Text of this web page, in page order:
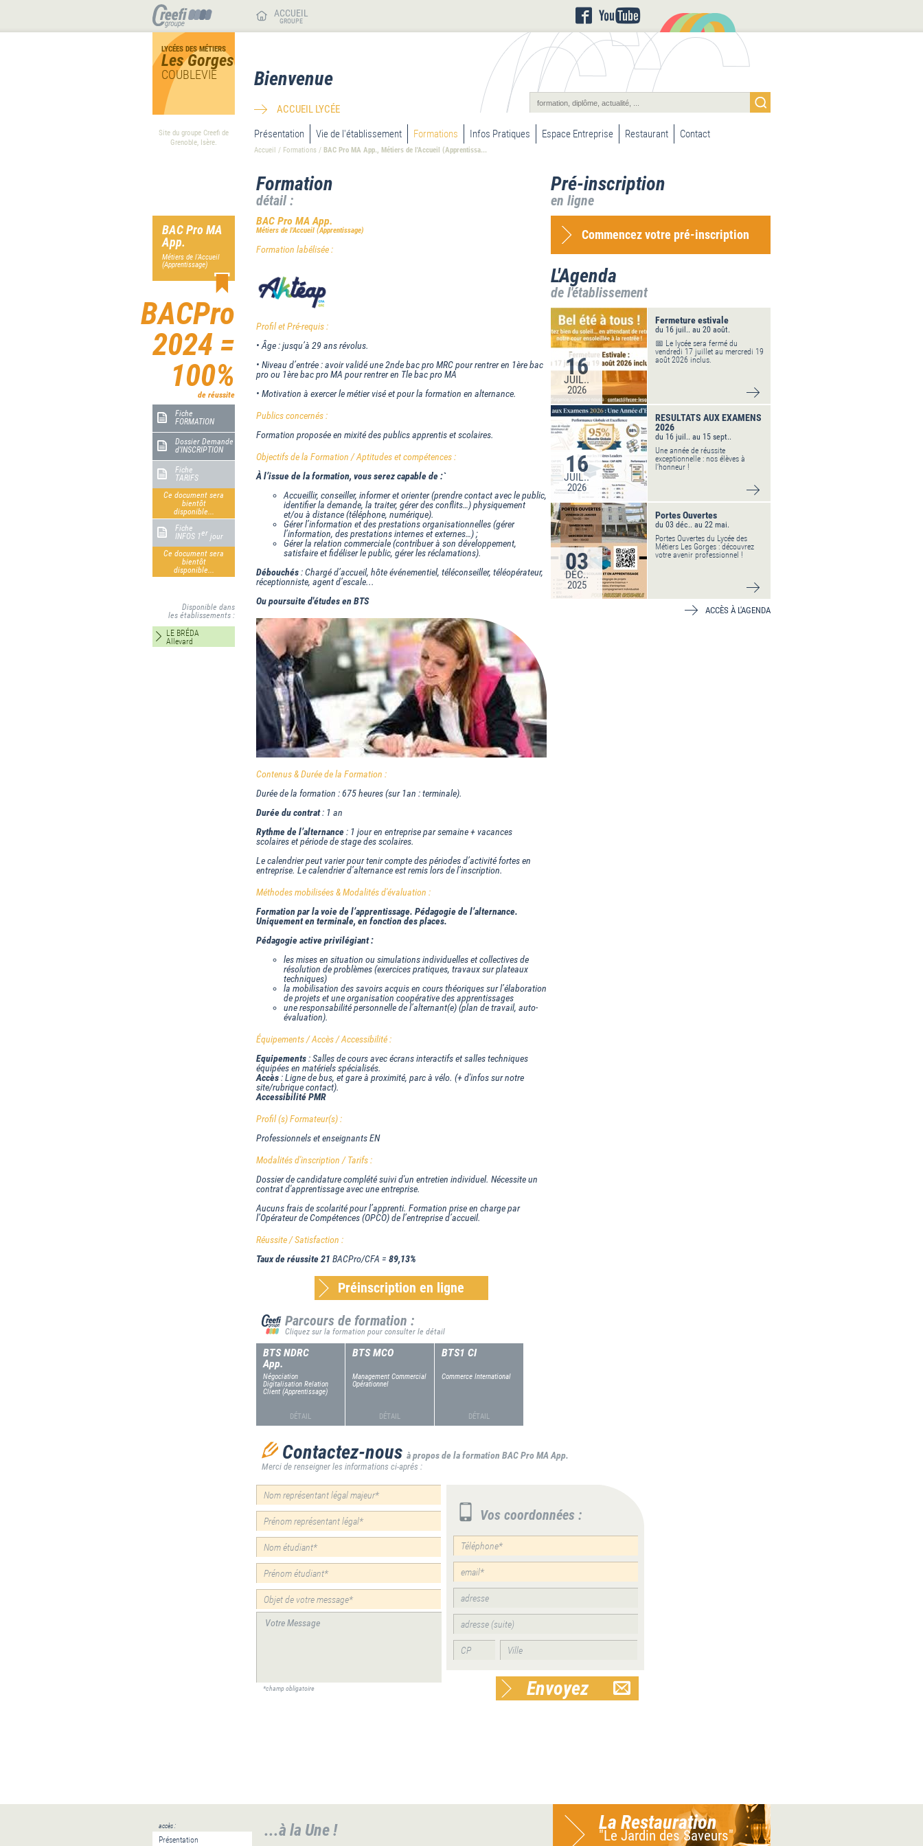
ACCUEIL
GROUPE
LYCÉES DES MÉTIERS
Les Gorges
COUBLEVIE Bienvenue
ACCUEIL LYCÉE
Site du groupe Creefi de
Grenoble, Isère.
Présentation Vie de l'établissement Formations Infos Pratiques Espace Entreprise Restaurant Contact
Accueil / Formations / BAC Pro MA App., Métiers de l'Accueil (Apprentissa...
BAC Pro MA
App.
Métiers de l'Accueil
(Apprentissage)
BACPro
2024 =
100%
de réussite
Fiche
FORMATION
Dossier Demande
d'INSCRIPTION
Fiche
TARIFS
Ce document sera
bientôt
disponible...
Fiche
INFOS 1er jour
Ce document sera
bientôt
disponible...
Disponible dans
les établissements :
LE BRÉDA
Allevard
Formation
détail :
BAC Pro MA App.
Métiers de l'Accueil (Apprentissage)
Formation labélisée :
Profil et Pré-requis :
• Âge : jusqu’à 29 ans révolus.
• Niveau d’entrée : avoir validé une 2nde bac pro MRC pour rentrer en 1ère bac
pro ou 1ère bac pro MA pour rentrer en Tle bac pro MA
• Motivation à exercer le métier visé et pour la formation en alternance.
Publics concernés :
Formation proposée en mixité des publics apprentis et scolaires.
Objectifs de la Formation / Aptitudes et compétences :
À l’issue de la formation, vous serez capable de :`
Accueillir, conseiller, informer et orienter (prendre contact avec le public,
identifier la demande, la traiter, gérer des conflits…) physiquement
et/ou à distance (téléphone, numérique).
Gérer l’information et des prestations organisationnelles (gérer
l’information, des prestations internes et externes…) ;
Gérer la relation commerciale (contribuer à son développement,
satisfaire et fidéliser le public, gérer les réclamations).
Débouchés: Chargé d’accueil, hôte événementiel, téléconseiller, téléopérateur,
réceptionniste, agent d’escale...
Ou poursuite d'études en BTS
Contenus & Durée de la Formation :
Durée de la formation : 675 heures (sur 1an : terminale).
Durée du contrat: 1 an
Rythme de l’alternance: 1 jour en entreprise par semaine + vacances
scolaires et période de stage des scolaires.
Le calendrier peut varier pour tenir compte des périodes d’activité fortes en
entreprise. Le calendrier d’alternance est remis lors de l’inscription.
Méthodes mobilisées & Modalités d'évaluation :
Formation par la voie de l’apprentissage. Pédagogie de l’alternance.
Uniquement en terminale, en fonction des places.
Pédagogie active privilégiant :
les mises en situation ou simulations individuelles et collectives de
résolution de problèmes (exercices pratiques, travaux sur plateaux
techniques)
la mobilisation des savoirs acquis en cours théoriques sur l’élaboration
de projets et une organisation coopérative des apprentissages
une responsabilité personnelle de l’alternant(e) (plan de travail, auto-
évaluation).
Équipements / Accès / Accessibilité :
Equipements: Salles de cours avec écrans interactifs et salles techniques
équipées en matériels spécialisés.
Accès: Ligne de bus, et gare à proximité, parc à vélo. (+ d'infos sur notre
site/rubrique contact).
AccessibilitéPMR
Profil (s) Formateur(s) :
Professionnels et enseignants EN
Modalités d'inscription / Tarifs :
Dossier de candidature complété suivi d'un entretien individuel. Nécessite un
contrat d'apprentissage avec une entreprise.
Aucuns frais de scolarité pour l’apprenti. Formation prise en charge par
l’Opérateur de Compétences (OPCO) de l’entreprise d’accueil.
Réussite / Satisfaction :
Taux de réussite 21 BACPro/CFA = 89,13%
Préinscription en ligne
Parcours de formation :
Cliquez sur la formation pour consulter le détail
BTS NDRC
App.
Négociation
Digitalisation Relation
Client (Apprentissage)
DÉTAIL
BTS MCO
Management Commercial
Opérationnel
DÉTAIL
BTS1 CI
Commerce International
DÉTAIL
Pré-inscription
en ligne
Commencez votre pré-inscription
L'Agenda
de l'établissement
16
JUIL..
2026
Fermeture estivale
du 16 juil.. au 20 août.
📅 Le lycée sera fermé du
vendredi 17 juillet au mercredi 19
août 2026 inclus.
16
JUIL..
2026
RESULTATS AUX EXAMENS
2026
du 16 juil.. au 15 sept..
Une année de réussite
exceptionnelle : nos élèves à
l’honneur !
03
DÉC..
2025
Portes Ouvertes
du 03 déc.. au 22 mai.
Portes Ouvertes du Lycée des
Métiers Les Gorges : découvrez
votre avenir professionnel !
ACCÈS À L'AGENDA
Contactez-nous à propos de la formation BAC Pro MA App.
Merci de renseigner les informations ci-aprés :
*champ obligatoire
Vos coordonnées :
Envoyez
accès :
Présentation ...à la Une ! La Restauration
"Le Jardin des Saveurs"